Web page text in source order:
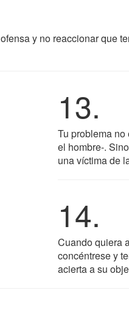
y no reaccionar que
13.
Tu problema
el hombre-.
una víctima de
14.
Cuando quiera
concéntrese y
acierta a su